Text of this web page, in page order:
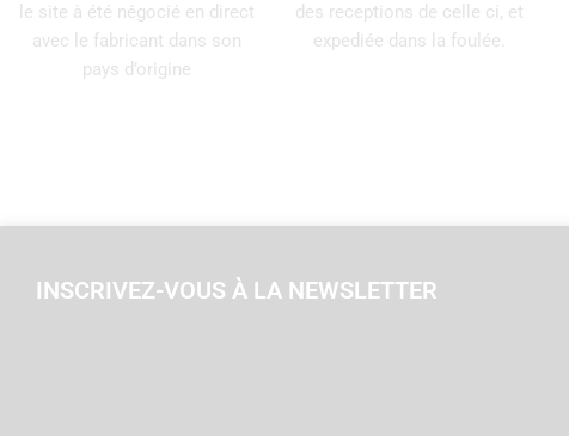
le site à été négocié en direct
avec le fabricant dans son
pays d’origine
des receptions de celle ci, et
expediée dans la foulée.
INSCRIVEZ-VOUS À LA NEWSLETTER